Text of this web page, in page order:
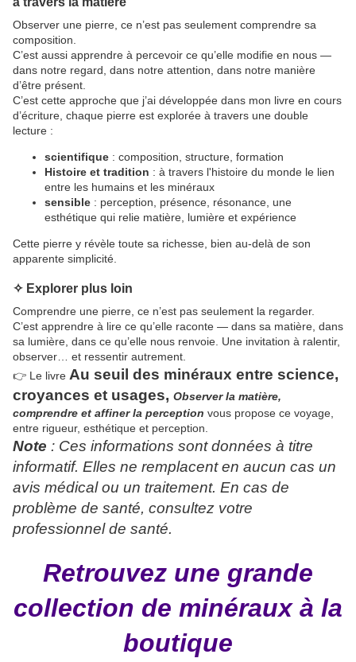
Observer une pierre, ce n’est pas seulement comprendre sa
composition.
C’est aussi apprendre à percevoir ce qu’elle modifie en nous —
dans notre regard, dans notre attention, dans notre manière
d’être présent.
C’est cette approche que j’ai développée dans mon livre en cours
d’écriture , chaque pierre est explorée à travers une double
lecture :
scientifique : composition, structure, formation
Histoire et tradition : à travers l'histoire du monde le lien
entre les humains et les minéraux
sensible : perception, présence, résonance, une
esthétique qui relie matière, lumière et expérience
Cette pierre y révèle toute sa richesse, bien au-delà de son
apparente simplicité.
✧ Explorer plus loin
Comprendre une pierre, ce n’est pas seulement la regarder.
C’est apprendre à lire ce qu’elle raconte — dans sa matière, dans
sa lumière, dans ce qu’elle nous renvoie. Une invitation à ralentir,
observer… et ressentir autrement.
👉 Le livre Au seuil des minéraux entre science,
croyances et usages, Observer la matière,
comprendre et affiner la perception vous propose ce voyage,
entre rigueur, esthétique et perception.
Note : Ces informations sont données à titre
informatif. Elles ne remplacent en aucun cas un
avis médical ou un traitement. En cas de
problème de santé, consultez votre
professionnel de santé.
Retrouvez une grande
collection de minéraux à la
boutique